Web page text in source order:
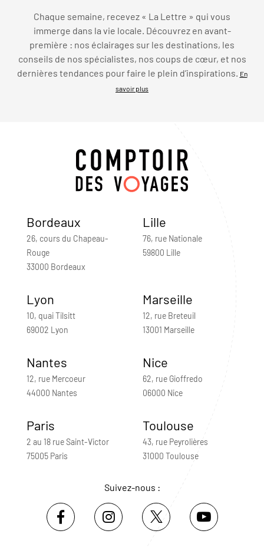
Chaque semaine, recevez « La Lettre » qui vous
immerge dans la vie locale. Découvrez en avant-
première : nos éclairages sur les destinations, les
conseils de nos spécialistes, nos coups de cœur, et nos
dernières tendances pour faire le plein d’inspirations. En
savoir plus
Bordeaux
26, cours du Chapeau-
Rouge
33000 Bordeaux
Lille
76, rue Nationale
59800 Lille
Lyon
10, quai Tilsitt
69002 Lyon
Marseille
12, rue Breteuil
13001 Marseille
Nantes
12, rue Mercoeur
44000 Nantes
Nice
62, rue Gioffredo
06000 Nice
Paris
2 au 18 rue Saint-Victor
75005 Paris
Toulouse
43, rue Peyrolières
31000 Toulouse
Suivez-nous :